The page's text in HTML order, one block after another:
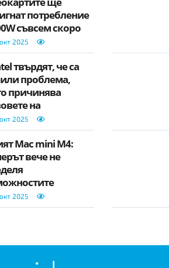
потребление
съвсем скоро
2025
твърдят, че са
проблема,
причинява
на
от 13-о и
2025
Mac mini M4:
вече не
2025